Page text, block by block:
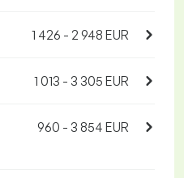
1 426 - 2 948 EUR
1 013 - 3 305 EUR
960 - 3 854 EUR